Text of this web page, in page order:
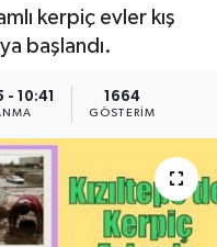
kerpiç evler kış
başlandı.
- 10:41 1664
GÖSTERIM
Fikstür